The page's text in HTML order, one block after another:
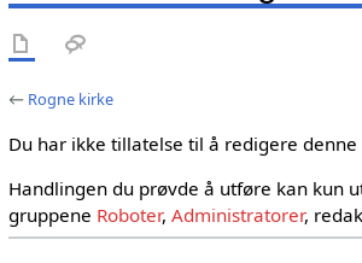
← Rogne kirke
Du har ikke tillatelse til å redigere denne
Handlingen du prøvde å utføre kan kun
gruppene Roboter, Administratorer,